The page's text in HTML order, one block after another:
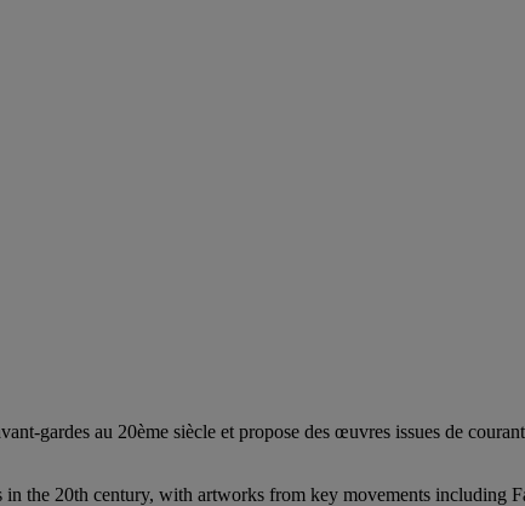
gardes au 20ème siècle et propose des œuvres issues de
in the 20th century, with artworks from key movements including